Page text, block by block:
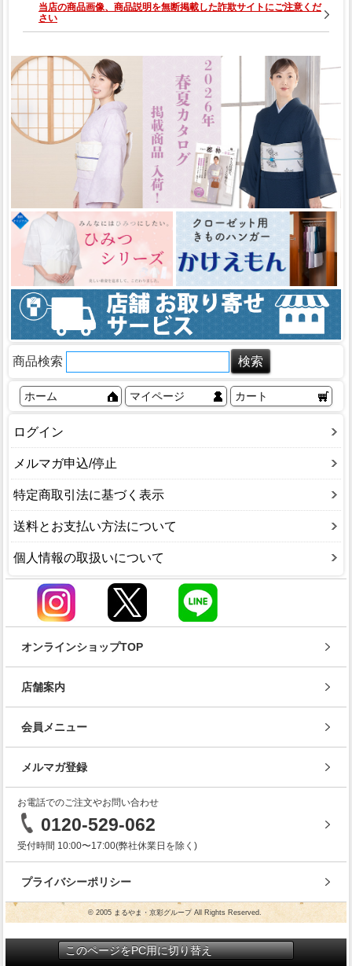
当店の商品画像、商品説明を無断掲載した詐欺サイトにご注意くだ
さい
商品検索
ホーム マイページ カート
ログイン
メルマガ申込/停止
特定商取引法に基づく表示
送料とお支払い方法について
個人情報の取扱いについて
オンラインショップTOP
店舗案内
会員メニュー
メルマガ登録
お電話でのご注文やお問い合わせ
0120-529-062
受付時間 10:00〜17:00(弊社休業日を除く)
プライバシーポリシー
© 2005 まるやま・京彩グループ All Rights Reserved.
このページをPC用に切り替え